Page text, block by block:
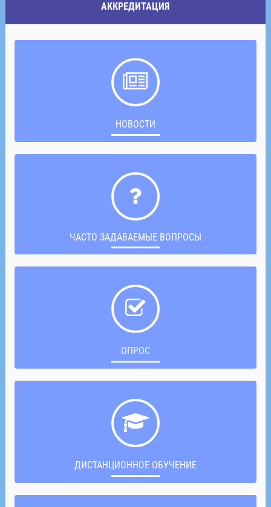
АККРЕДИТАЦИЯ
НОВОСТИ
ЧАСТО ЗАДАВАЕМЫЕ ВОПРОСЫ
ОПРОС
ДИСТАНЦИОННОЕ ОБУЧЕНИЕ